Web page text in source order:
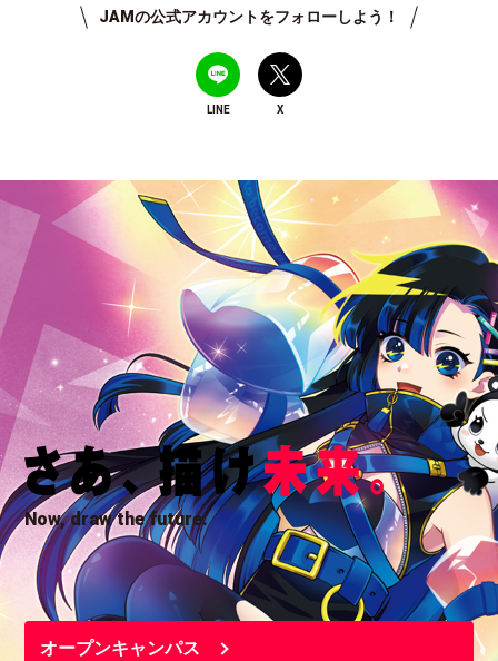
JAMの公式アカウントをフォローしよう！
LINE X
Now, draw the future.
オープンキャンパス